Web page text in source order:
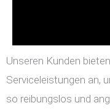
Unseren Kunden
Serviceleistungen an,
so reibungslos und